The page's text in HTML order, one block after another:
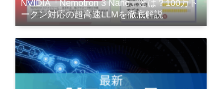
NVIDIA「Nemotron 3 Nano」とは？100万ト
ークン対応の超高速LLMを徹底解説